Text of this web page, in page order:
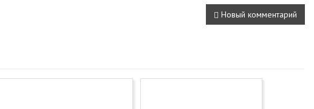
Новый комментарий